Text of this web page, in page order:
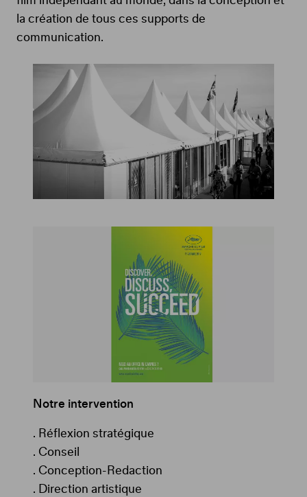
la création de tous ces supports de
communication.
Notre intervention
. Réflexion stratégique
. Conseil
. Conception-Redaction
. Direction artistique